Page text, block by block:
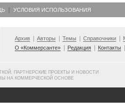
УСЛОВИЯ ИСПОЛЬЗОВАНИЯ
Архив Авторы Темы Справочники
О «Коммерсанте»
Редакция Контакты
ПАРТНЕРСКИЕ ПРОЕКТЫ И НОВОСТИ
НА КОММЕРЧЕСКОЙ ОСНОВЕ